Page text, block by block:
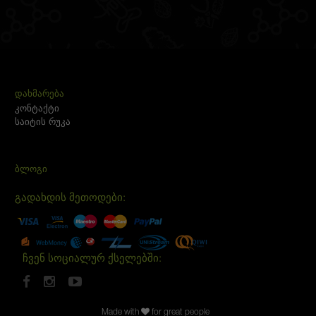
Made with for great people
ᲓᲐᲮᲛᲐᲠᲔᲑᲐ
კონტაქტი
საიტის რუკა
ᲑᲚᲝᲒᲘ
გადახდის მეთოდები:
ჩვენ სოციალურ ქსელებში: